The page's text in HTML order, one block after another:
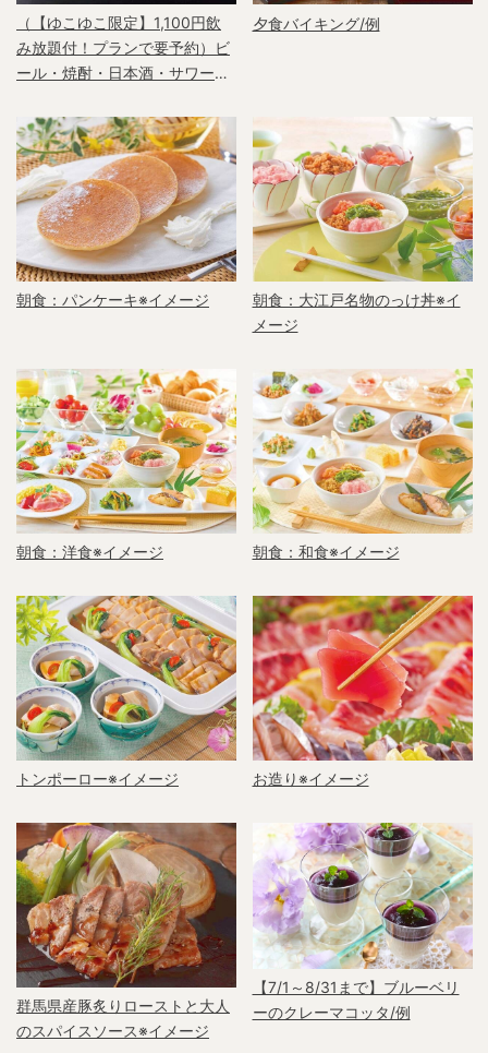
（【ゆこゆこ限定】1,100円飲
み放題付！プランで要予約）ビ
ール・焼酎・日本酒・サワーな
夕食バイキング/例
朝食：パンケーキ※イメージ
朝食：大江戸名物のっけ丼※イ
メージ
朝食：洋食※イメージ 朝食：和食※イメージ
トンポーロー※イメージ お造り※イメージ
群馬県産豚炙りローストと大人
のスパイスソース※イメージ
【7/1～8/31まで】ブルーベリ
ーのクレーマコッタ/例